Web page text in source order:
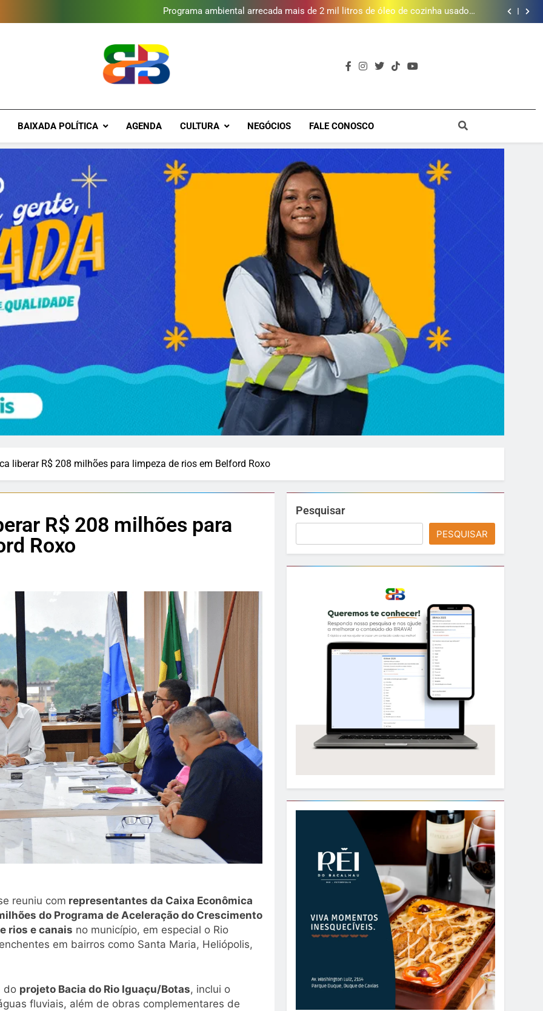
Fluminense
Programa ambiental arrecada mais de 2 mil litros de óleo de cozinha usado e
amplia rede de coleta em 18 municípios
Novo Sesc Duque de Caxias terá piscina, quadra esportiva e diversos serviços em
Gomeia Galpão Criativo abre inscrições para Escola Livre de Artes da Baixada
Programa ambiental arrecada mais de 2 mil litros de óleo de cozinha usado e
amplia rede de coleta em 18 municípios
Novo Sesc Duque de Caxias terá piscina, quadra esportiva e diversos serviços em
Vendaval atinge Escola Fábrica dos Atores, referência cultural da Baixada, e
Brava Baixada
BAIXADA POLÍTICA AGENDA CULTURA NEGÓCIOS FALE CONOSCO
liberar R$ 208 milhões para limpeza de rios em Belford Roxo
R$ 208 milhões para
Roxo
reuniu com representantes da Caixa Econômica
do Programa de Aceleração do Crescimento
rios e canais no município, em especial o Rio
em bairros como Santa Maria, Heliópolis,
do projeto Bacia do Rio Iguaçu/Botas, inclui o
fluviais, além de obras complementares de
Pesquisar
PESQUISAR